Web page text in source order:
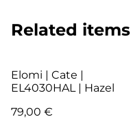
Related items
Elomi | Cate |
EL4030HAL | Hazel
79,00 €